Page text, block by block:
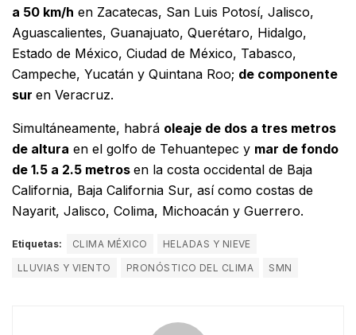
a 50 km/h en Zacatecas, San Luis Potosí, Jalisco,
Aguascalientes, Guanajuato, Querétaro, Hidalgo,
Estado de México, Ciudad de México, Tabasco,
Campeche, Yucatán y Quintana Roo; de componente
sur en Veracruz.
Simultáneamente, habrá oleaje de dos a tres metros
de altura en el golfo de Tehuantepec y mar de fondo
de 1.5 a 2.5 metros en la costa occidental de Baja
California, Baja California Sur, así como costas de
Nayarit, Jalisco, Colima, Michoacán y Guerrero.
Etiquetas: CLIMA MÉXICO
HELADAS Y NIEVE
LLUVIAS Y VIENTO
PRONÓSTICO DEL CLIMA SMN